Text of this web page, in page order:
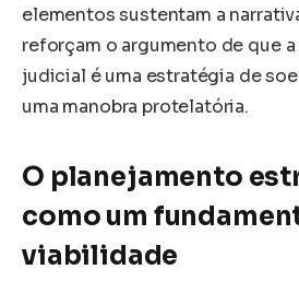
elementos sustentam a
reforçam o argumento de que
judicial é uma estratégia de
uma manobra protelatória.
O planejamento
como um
viabilidade